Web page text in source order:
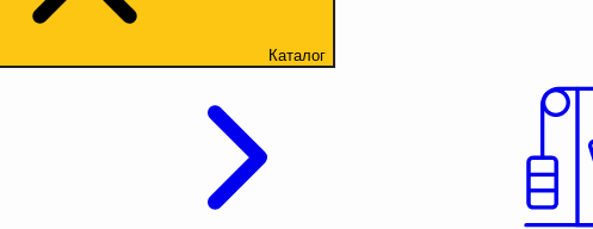
Каталог